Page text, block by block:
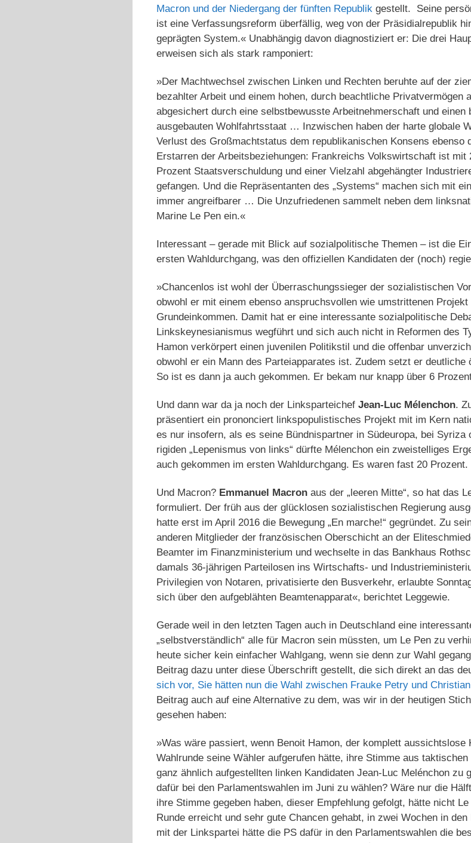
Macron und der Niedergang der fünften Republik gestellt. Seine
ist eine Verfassungsreform überfällig, weg von der Präsidialrepublik
geprägten System.« Unabhängig davon diagnostiziert er: Die drei
erweisen sich als stark ramponiert:
»Der Machtwechsel zwischen Linken und Rechten beruhte auf der
bezahlter Arbeit und einem hohen, durch beachtliche Privatvermögen
abgesichert durch eine selbstbewusste Arbeitnehmerschaft und einen
ausgebauten Wohlfahrtsstaat … Inzwischen haben der harte globale
Verlust des Großmachtstatus dem republikanischen Konsens ebenso
Erstarren der Arbeitsbeziehungen: Frankreichs Volkswirtschaft ist
Prozent Staatsverschuldung und einer Vielzahl abgehängter
gefangen. Und die Repräsentanten des „Systems“ machen sich mit
immer angreifbarer … Die Unzufriedenen sammelt neben dem
Marine Le Pen ein.«
Interessant – gerade mit Blick auf sozialpolitische Themen – ist die
ersten Wahldurchgang, was den offiziellen Kandidaten der (noch)
»Chancenlos ist wohl der Überraschungssieger der sozialistischen
obwohl er mit einem ebenso anspruchsvollen wie umstrittenen
Grundeinkommen. Damit hat er eine interessante sozialpolitische
Linkskeynesianismus wegführt und sich auch nicht in Reformen des
Hamon verkörpert einen juvenilen Politikstil und die offenbar
obwohl er ein Mann des Parteiapparates ist. Zudem setzt er deutliche
So ist es dann ja auch gekommen. Er bekam nur knapp über 6
Und dann war da ja noch der Linksparteichef Jean-Luc Mélenchon.
präsentiert ein prononciert linkspopulistisches Projekt mit im Kern
es nur insofern, als es seine Bündnispartner in Südeuropa, bei
rigiden „Lepenismus von links“ dürfte Mélenchon ein zweistelliges
auch gekommen im ersten Wahldurchgang. Es waren fast 20 Prozent.
Und Macron? Emmanuel Macron aus der „leeren Mitte“, so hat das
formuliert. Der früh aus der glücklosen sozialistischen Regierung
hatte erst im April 2016 die Bewegung „En marche!“ gegründet. Zu
anderen Mitglieder der französischen Oberschicht an der
Beamter im Finanzministerium und wechselte in das Bankhaus
damals 36-jährigen Parteilosen ins Wirtschafts- und
Privilegien von Notaren, privatisierte den Busverkehr, erlaubte
sich über den aufgeblähten Beamtenapparat«, berichtet Leggewie.
Gerade weil in den letzten Tagen auch in Deutschland eine
„selbstverständlich“ alle für Macron sein müssten, um Le Pen zu
heute sicher kein einfacher Wahlgang, wenn sie denn zur Wahl
Beitrag dazu unter diese Überschrift gestellt, die sich direkt an das
sich vor, Sie hätten nun die Wahl zwischen Frauke Petry und
Beitrag auch auf eine Alternative zu dem, was wir in der heutigen
gesehen haben:
»Was wäre passiert, wenn Benoit Hamon, der komplett
Wahlrunde seine Wähler aufgerufen hätte, ihre Stimme aus
ganz ähnlich aufgestellten linken Kandidaten Jean-Luc Melénchon zu
dafür bei den Parlamentswahlen im Juni zu wählen? Wäre nur die
ihre Stimme gegeben haben, dieser Empfehlung gefolgt, hätte nicht
Runde erreicht und sehr gute Chancen gehabt, in zwei Wochen in
mit der Linkspartei hätte die PS dafür in den Parlamentswahlen die